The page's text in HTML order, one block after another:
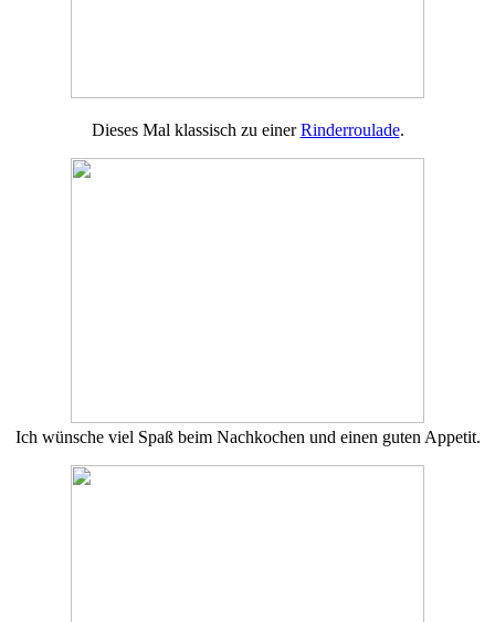
Dieses Mal klassisch zu einerRinderroulade.
Ich wünsche viel Spaß beim Nachkochen und einen guten Appetit.